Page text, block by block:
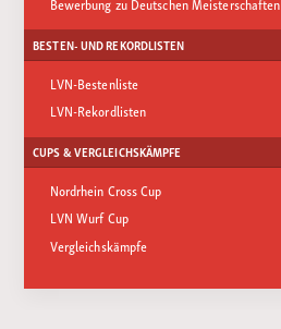
BESTEN- UND REKORDLISTEN
LVN-Bestenliste
LVN-Rekordlisten
CUPS & VERGLEICHSKÄMPFE
Nordrhein Cross Cup
LVN Wurf Cup
Vergleichskämpfe